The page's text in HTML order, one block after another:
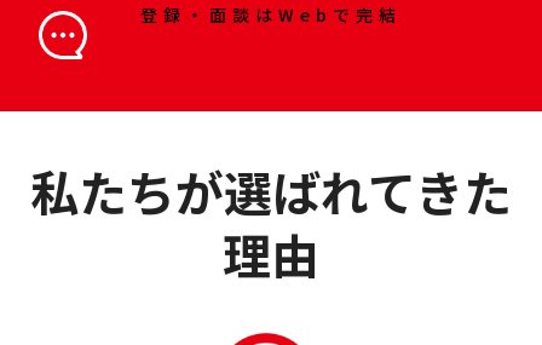
登録・面談はWebで完結
私たちが選ばれてきた
理由